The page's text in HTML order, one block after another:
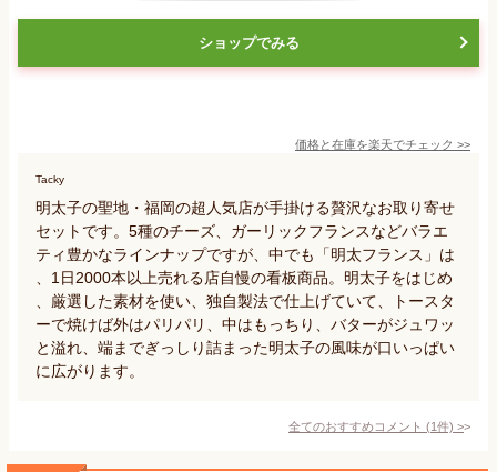
ショップでみる
価格と在庫を楽天でチェック >>
Tacky
明太子の聖地・福岡の超人気店が手掛ける贅沢なお取り寄せ
セットです。5種のチーズ、ガーリックフランスなどバラエ
ティ豊かなラインナップですが、中でも「明太フランス」は
、1日2000本以上売れる店自慢の看板商品。明太子をはじめ
、厳選した素材を使い、独自製法で仕上げていて、トースタ
ーで焼けば外はパリパリ、中はもっちり、バターがジュワッ
と溢れ、端までぎっしり詰まった明太子の風味が口いっぱい
に広がります。
全てのおすすめコメント (1件) >